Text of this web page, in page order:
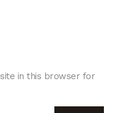
in this browser for